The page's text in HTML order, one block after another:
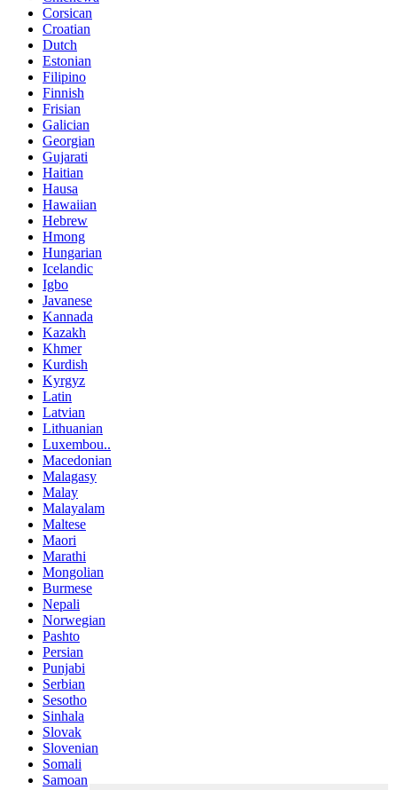
Corsican
Croatian
Dutch
Estonian
Filipino
Finnish
Frisian
Galician
Georgian
Gujarati
Haitian
Hausa
Hawaiian
Hebrew
Hmong
Hungarian
Icelandic
Igbo
Javanese
Kannada
Kazakh
Khmer
Kurdish
Kyrgyz
Latin
Latvian
Lithuanian
Luxembou..
Macedonian
Malagasy
Malay
Malayalam
Maltese
Maori
Marathi
Mongolian
Burmese
Nepali
Norwegian
Pashto
Persian
Punjabi
Serbian
Sesotho
Sinhala
Slovak
Slovenian
Somali
Samoan